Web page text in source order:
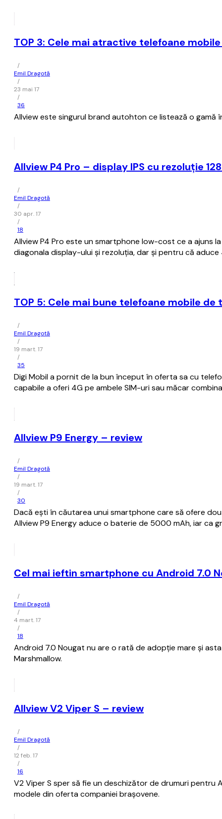
TOP 3: Cele mai atractive telefoane
/
Emil Dragotă
/
23 mai 17
/
36
Allview este singurul brand autohton ce listează o
Allview P4 Pro – display IPS cu rezoluție
/
Emil Dragotă
/
30 apr. 17
/
18
Allview P4 Pro este un smartphone low-cost ce a ajuns
diagonala display-ului și rezoluția, dar și pentru că aduce
TOP 5: Cele mai bune telefoane mobile
/
Emil Dragotă
/
19 mart. 17
/
35
Digi Mobil a pornit de la bun început în oferta sa cu
capabile a oferi 4G pe ambele SIM-uri sau măcar
Allview P9 Energy – review
/
Emil Dragotă
/
19 mart. 17
/
30
Dacă ești în căutarea unui smartphone care să ofere
Allview P9 Energy aduce o baterie de 5000 mAh, iar ca
Cel mai ieftin smartphone cu Android 7.0
/
Emil Dragotă
/
4 mart. 17
/
18
Android 7.0 Nougat nu are o rată de adopție mare și
Marshmallow.
Allview V2 Viper S – review
/
Emil Dragotă
/
12 feb. 17
/
16
V2 Viper S sper să fie un deschizător de drumuri pentru
modele din oferta companiei brașovene.